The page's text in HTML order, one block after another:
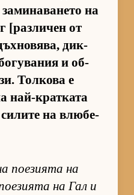
на
[раз­ли­чен от
дик­
и об­
Тол­кова е
най-крат­ката
на влю­бе­
по­е­зи­ята на
на Гал и